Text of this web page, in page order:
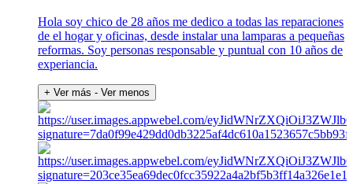
Hola soy chico de 28 años me dedico a todas las reparaciones
de el hogar y oficinas, desde instalar una lamparas a pequeñas
reformas. Soy personas responsable y puntual con 10 años de
experiancia.
+ Ver más - Ver menos